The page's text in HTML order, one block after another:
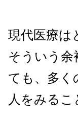
現代医療は
そういう
ても、多く
人をみるこ